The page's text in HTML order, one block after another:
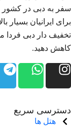
سفر به دبی در کشور
برای ایرانیان بسیار
کاهش دهید.
دسترسی سریع
هتل ها